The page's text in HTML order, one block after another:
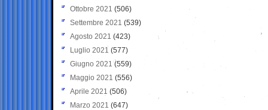
Ottobre 2021 (506)
Settembre 2021 (539)
Agosto 2021 (423)
Luglio 2021 (577)
Giugno 2021(559)
Maggio 2021 (556)
Aprile 2021 (506)
Marzo 2021 (647)